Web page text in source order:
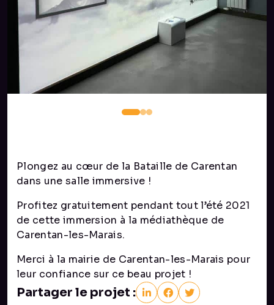
Plongez au cœur de la Bataille de Carentan
dans une salle immersive !
Profitez gratuitement pendant tout l’été 2021
de cette immersion à la médiathèque de
Carentan-les-Marais.
Merci à la mairie de Carentan-les-Marais pour
leur confiance sur ce beau projet !
Partager le projet :